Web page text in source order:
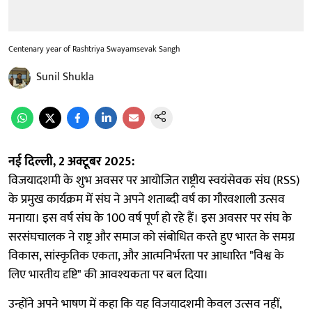
Centenary year of Rashtriya Swayamsevak Sangh
Sunil Shukla
नई दिल्ली, 2 अक्टूबर 2025:
विजयादशमी के शुभ अवसर पर आयोजित राष्ट्रीय स्वयंसेवक संघ (RSS)
के प्रमुख कार्यक्रम में संघ ने अपने शताब्दी वर्ष का गौरवशाली उत्सव
मनाया। इस वर्ष संघ के 100 वर्ष पूर्ण हो रहे हैं। इस अवसर पर संघ के
सरसंघचालक ने राष्ट्र और समाज को संबोधित करते हुए भारत के समग्र
विकास, सांस्कृतिक एकता, और आत्मनिर्भरता पर आधारित "विश्व के
लिए भारतीय दृष्टि" की आवश्यकता पर बल दिया।
उन्होंने अपने भाषण में कहा कि यह विजयादशमी केवल उत्सव नहीं,